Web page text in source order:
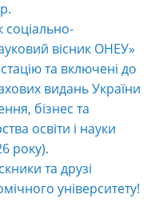
року).
та друзі
університету!
день музеїв та День
безкоштовно!
на «Odesa Climate
господарство
курси від NTO.UA
Climate Quest: